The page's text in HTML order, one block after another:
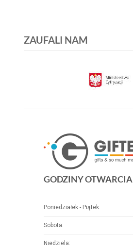
ZAUFALI NAM
GODZINY OTWARCIA
Poniedziałek - Piątek:
Sobota:
Niedziela: